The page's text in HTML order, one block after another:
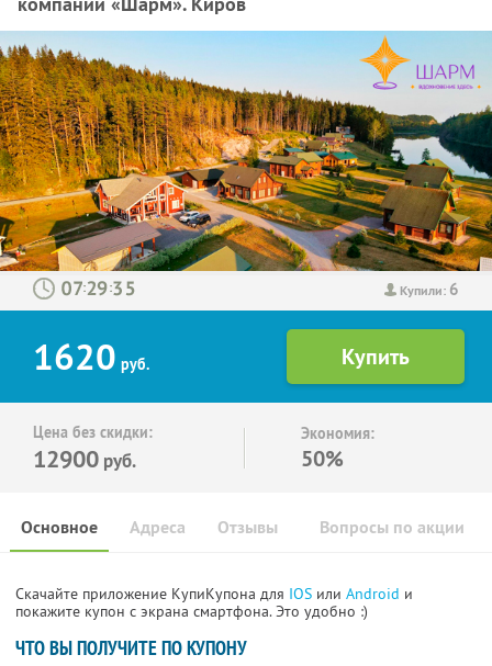
Купили: 6
: :
1620 руб.
Цена без скидки:
12900 руб.
Экономия:
50%
Основное Отзывы Вопросы по акции
Адреса
Скачайте приложение КупиКупона для IOS или Android и
покажите купон с экрана смартфона. Это удобно :)
ЧТО ВЫ ПОЛУЧИТЕ ПО КУПОНУ